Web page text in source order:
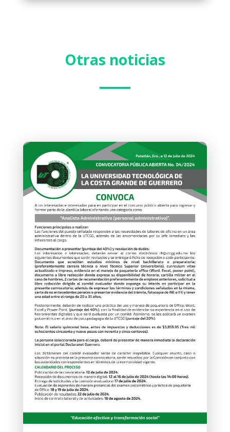
Otras noticias